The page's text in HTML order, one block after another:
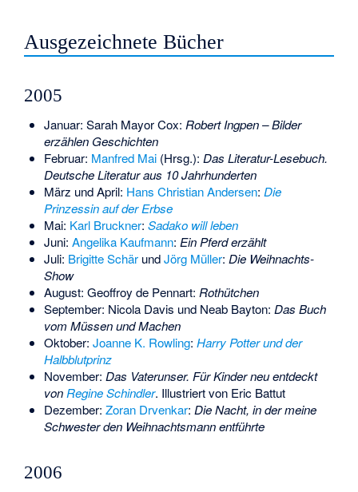
Ausgezeichnete Bücher
2005
Januar: Sarah Mayor Cox: Robert Ingpen– Bilder
erzählen Geschichten
Februar: Manfred Mai(Hrsg.): Das Literatur-Lesebuch.
Deutsche Literatur aus 10 Jahrhunderten
März und April: Hans Christian Andersen: Die
Prinzessin auf der Erbse
Mai: Karl Bruckner: Sadako will leben
Juni: Angelika Kaufmann: Ein Pferd erzählt
Juli: Brigitte SchärundJörg Müller: Die Weihnachts-
Show
August: Geoffroy de Pennart: Rothütchen
September: Nicola Davis und Neab Bayton: Das Buch
vom Müssen und Machen
Oktober: Joanne K. Rowling: Harry Potter und der
Halbblutprinz
November: Das Vaterunser. Für Kinder neu entdeckt
von Regine Schindler. Illustriert von Eric Battut
Dezember: Zoran Drvenkar: Die Nacht, in der meine
Schwester den Weihnachtsmann entführte
2006